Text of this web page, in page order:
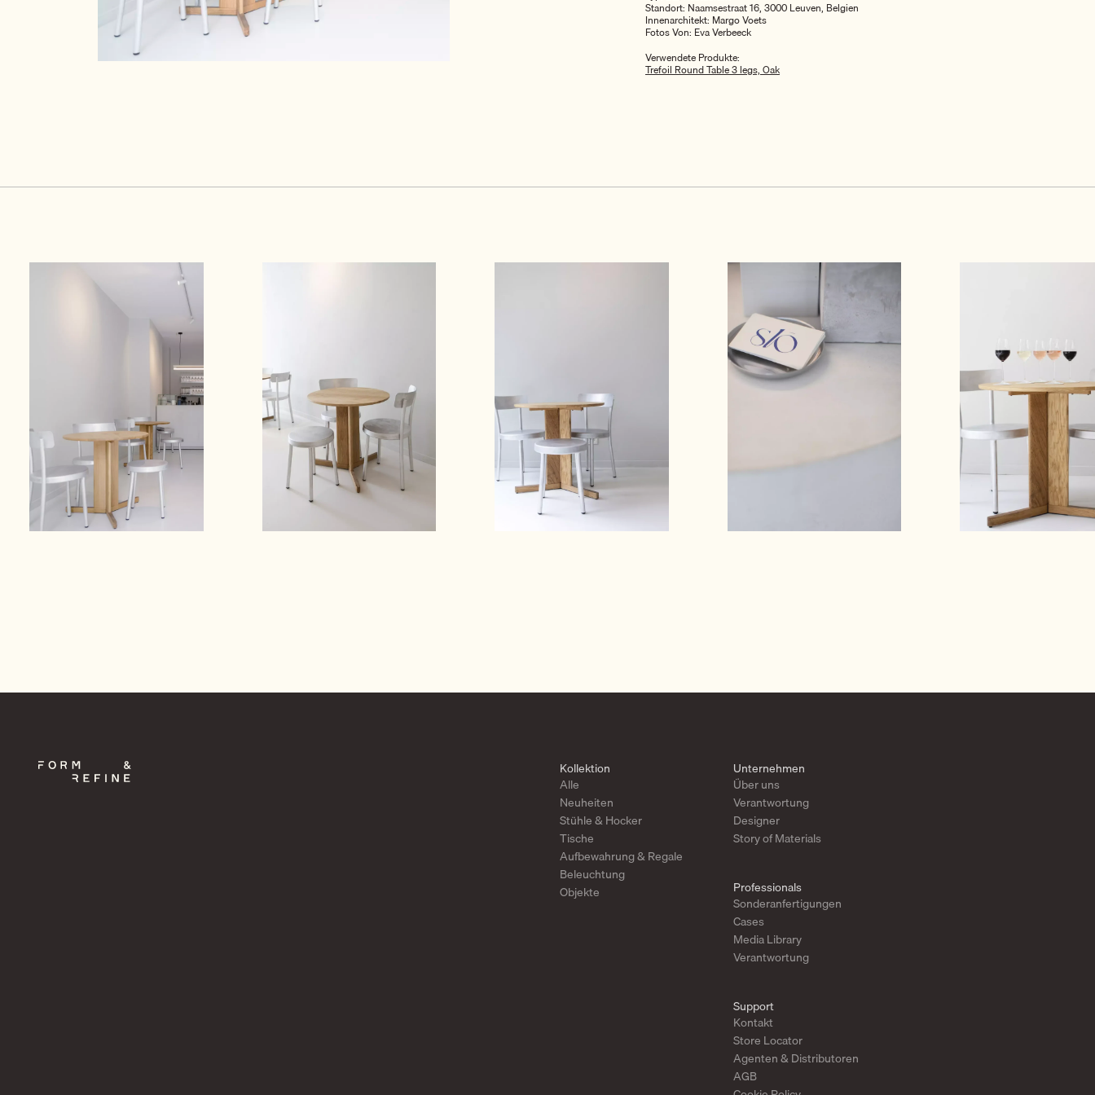
Standort: Naamsestraat 16, 3000 Leuven, Belgien
Innenarchitekt: Margo Voets
Fotos Von: Eva Verbeeck
Verwendete Produkte:
Trefoil Round Table 3 legs, Oak
Kollektion
Alle
Neuheiten
Stühle & Hocker
Tische
Aufbewahrung & Regale
Beleuchtung
Objekte
Unternehmen
Über uns
Verantwortung
Designer
Story of Materials
Professionals
Sonderanfertigungen
Cases
Media Library
Verantwortung
Support
Kontakt
Store Locator
Agenten & Distributoren
AGB